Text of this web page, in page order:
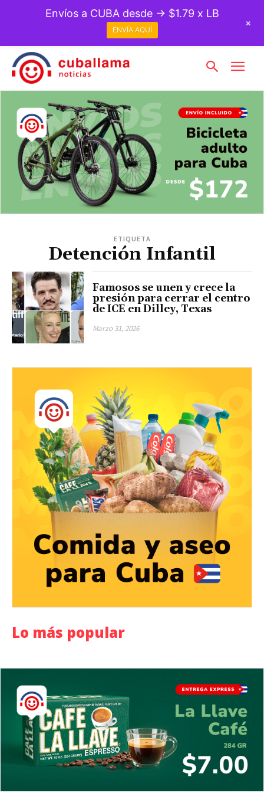
ETIQUETA
Detención Infantil
Famosos se unen y crece la
presión para cerrar el centro
de ICE en Dilley, Texas
Marzo 31, 2026
Lo más popular
Envíos a CUBA desde → $1.79 x LB
ENVÍA AQUÍ
+